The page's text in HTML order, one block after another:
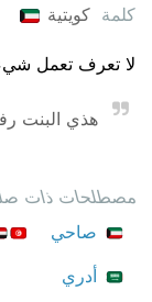
كلمة كويتية
لا تعرف تعمل
هذي البنت
مصطلحات ذات
صاحي
أدري